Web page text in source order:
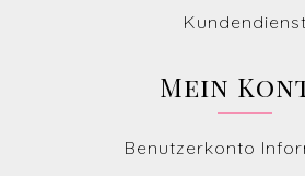
Kundendienst
Mein
Benutzerkonto